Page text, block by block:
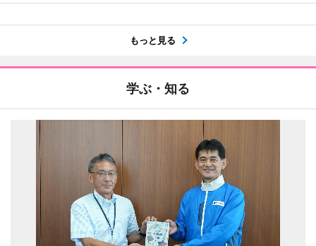
もっと見る
学ぶ・知る